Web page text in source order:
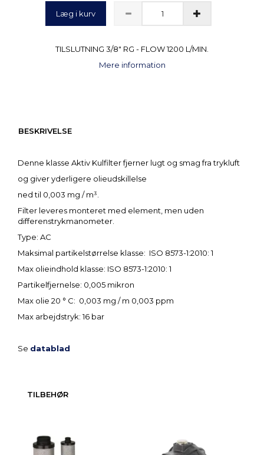
Læg i kurv
TILSLUTNING 3/8" RG - FLOW 1200 L/MIN.
Mere information
BESKRIVELSE
Denne klasse Aktiv Kulfilter fjerner lugt og smag fra trykluft
og giver yderligere olieudskillelse
ned til 0,003 mg / m³.
Filter leveres monteret med element, men uden
differenstrykmanometer.
Type: AC
Maksimal partikelstørrelse klasse: ISO 8573-1:2010: 1
Max olieindhold klasse: ISO 8573-1:2010: 1
Partikelfjernelse: 0,005 mikron
Max olie 20 ° C: 0,003 mg / m 0,003 ppm
Max arbejdstryk: 16 bar
Se datablad
TILBEHØR